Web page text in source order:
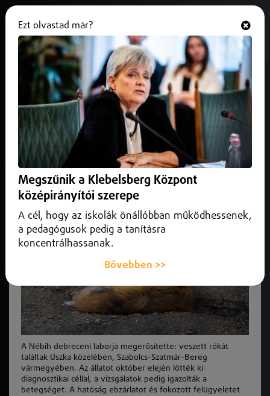
Veszettséget mutattak ki egy
rókánál Szabolcsban
2025. október 14. Szabolcs-Szatmár-Bereg vármegye
A Nébih debreceni laborja megerősítette: veszett rókát
A Nébih debreceni laborja megerősítette: veszett rókát
találtak Uszka közelében, Szabolcs-Szatmár-Bereg
vármegyében. Az állatot október elején lőtték ki
diagnosztikai céllal, a vizsgálatok pedig igazolták a
betegséget. A hatóság ebzárlatot és fokozott felügyeletet
Ezt olvastad már?
Megszűnik a Klebelsberg Központ
középirányítói szerepe
A cél, hogy az iskolák önállóbban működhessenek,
a pedagógusok pedig a tanításra
koncentrálhassanak.
Bővebben >>